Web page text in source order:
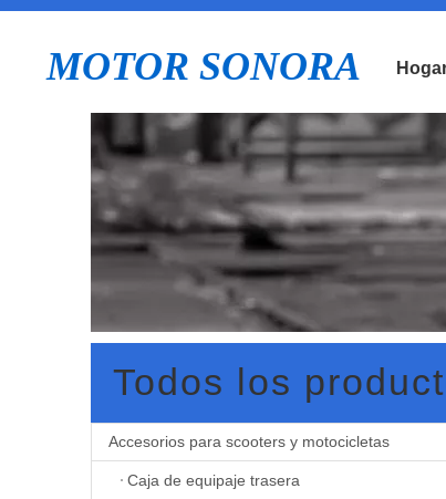
MOTOR SONORA
Todos los
Accesorios para scooters y motocicletas
Caja de equipaje trasera